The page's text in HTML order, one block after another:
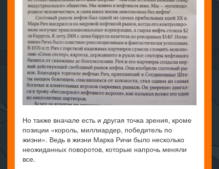
Но также вначале есть и другая точка зрения, кроме
позиции «король, миллиардер, победитель по
жизни». Ведь в жизни Марка Ричи было несколько
неожиданных поворотов, которые напрочь меняли
все.